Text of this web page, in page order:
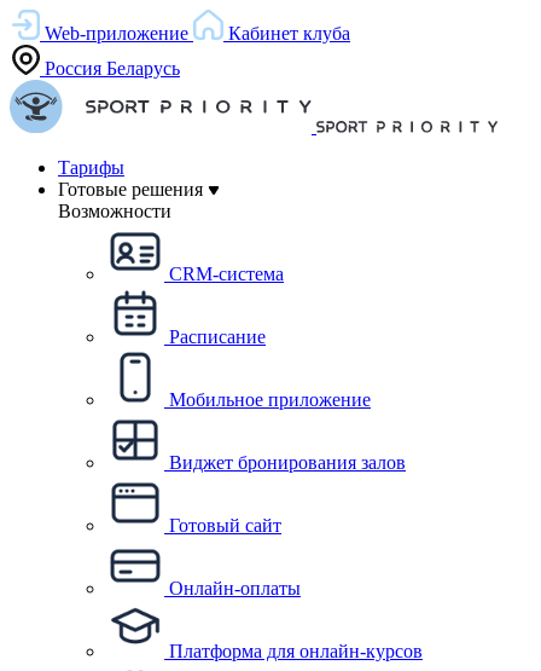
Web-приложение
Кабинет клуба
Россия Беларусь
Тарифы
Готовые решения
Возможности
CRM-система
Расписание
Мобильное приложение
Виджет бронирования залов
Готовый сайт
Онлайн-оплаты
Платформа для онлайн-курсов